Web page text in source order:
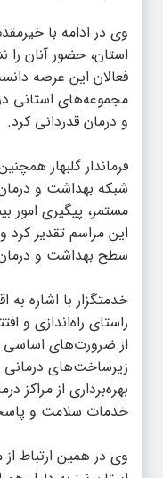
وی در ادامه با
استان، حضور آنان
فعالان این عرصه
مجموعه‌های استانی
و درمان قدردانی کرد.
فرماندار گلبهار
شبکه بهداشت و
مستمر، پیگیری امور
این مراسم تقدیر کرد
سطح بهداشت و
خدمتگزار با اشاره
راستای راه‌اندازی و
از ضرورت‌های اساسی
زیرساخت‌های درمانی
بهره‌برداری از
خدمات سلامت و
وی در همین ارتباط